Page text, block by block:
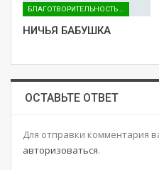
НИЧЬЯ БАБУШКА
ОСТАВЬТЕ ОТВЕТ
Для отправки комментария
авторизоваться.